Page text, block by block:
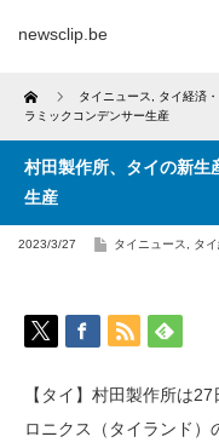
newsclip.be
Home タイニュース タイ経済
ラミックコンデンサー生産
村田製作所、タイの新
生産
2023/3/27 タイニュース タ
【タイ】村田製作所は
ロニクス（タイランド